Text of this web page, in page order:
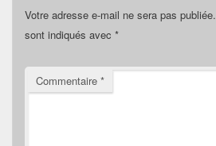
Votre adresse e-mail ne sera pas publiée.
sont indiqués avec *
Commentaire *